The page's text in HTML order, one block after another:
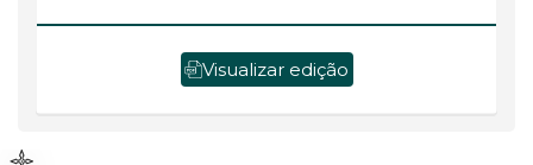
Visualizar edição